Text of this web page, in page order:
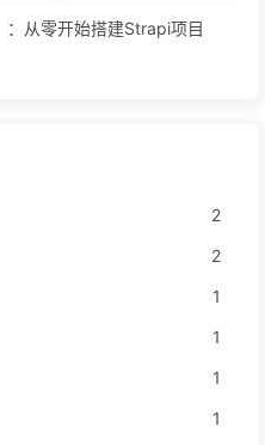
从零开始搭建Strapi项目
2
2
1
1
1
1